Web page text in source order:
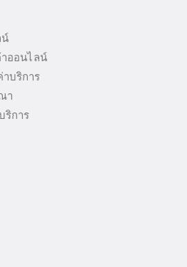
น์
าออนไลน์
บริการ
า
ริการ